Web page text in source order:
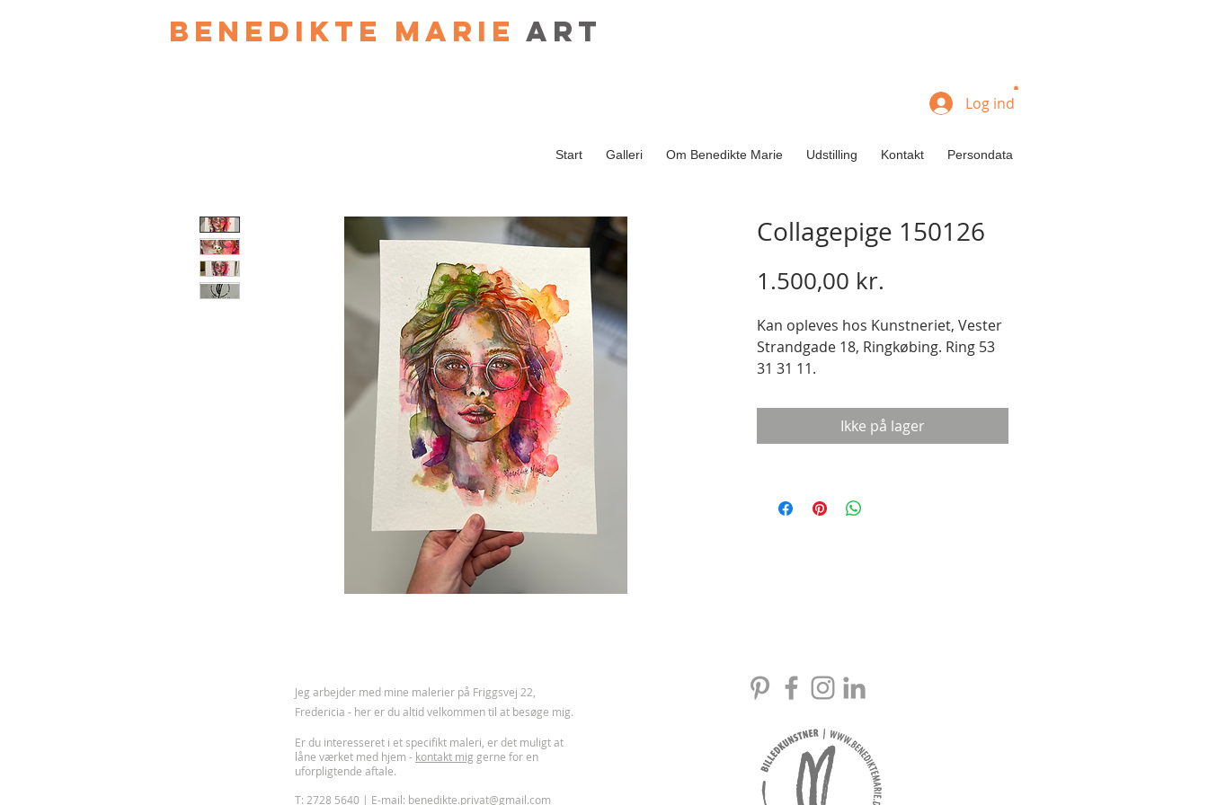
Benedikte Marie art
Start Galleri Om Benedikte Marie Udstilling Kontakt Persondata
Log ind
Collagepige 150126
1.500,00 kr.
Kan opleves hos Kunstneriet, Vester
Strandgade 18, Ringkøbing. Ring 53
31 31 11.
Ikke på lager
Jeg arbejder med mine malerier på Friggsvej 22,
Fredericia - her er du altid velkommen til at besøge mig.
Er du interesseret i et specifikt maleri, er det muligt at
låne værket med hjem - kontakt mig gerne for en
uforpligtende aftale.
T: 2728 5640 | E-mail: benedikte.privat@gmail.com